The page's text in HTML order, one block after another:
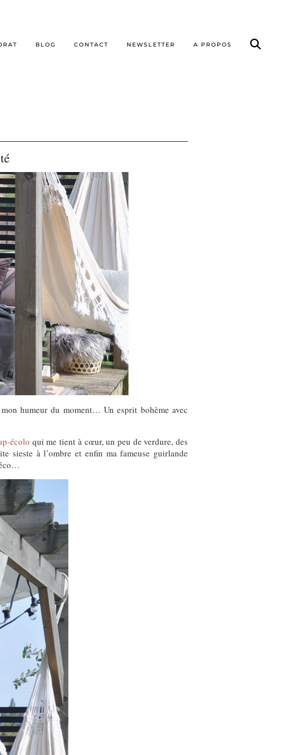
BLOG CONTACT NEWSLETTER A PROPOS
humeur du moment… Un esprit bohème avec
écolo qui me tient à cœur, un peu de verdure, des
sieste à l’ombre et enfin ma fameuse guirlande